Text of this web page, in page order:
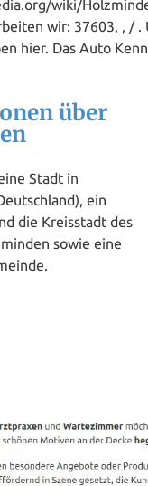
wiki/
wir: 37603, , / .
hier. Das Auto
über
Stadt in
), ein
die Kreisstadt des
sowie eine